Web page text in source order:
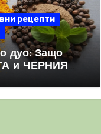
рецепти
дуо: Защо
и ЧЕРНИЯ